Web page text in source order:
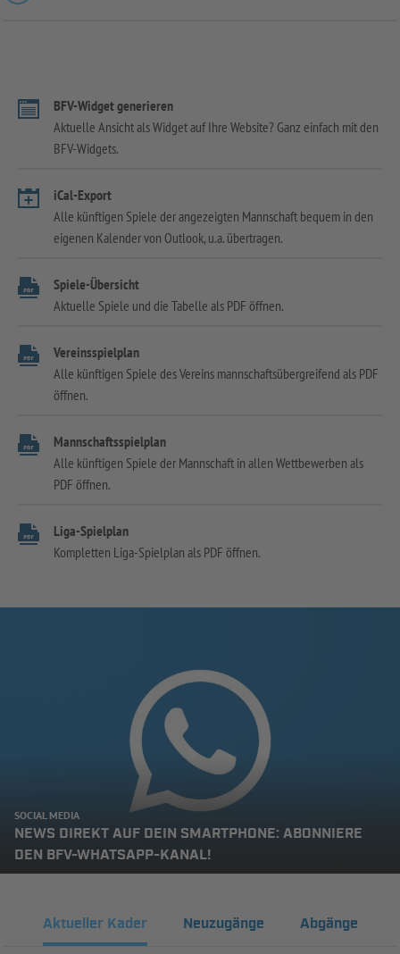
BFV-Widget generieren
Aktuelle Ansicht als Widget auf Ihre Website? Ganz einfach mit den
BFV-Widgets.
iCal-Export
Alle künftigen Spiele der angezeigten Mannschaft bequem in den
eigenen Kalender von Outlook, u.a. übertragen.
Spiele-Übersicht
Aktuelle Spiele und die Tabelle als PDF öffnen.
Vereinsspielplan
Alle künftigen Spiele des Vereins mannschaftsübergreifend als PDF
öffnen.
Mannschaftsspielplan
Alle künftigen Spiele der Mannschaft in allen Wettbewerben als
PDF öffnen.
Liga-Spielplan
Kompletten Liga-Spielplan als PDF öffnen.
SOCIAL MEDIA
NEWS DIREKT AUF DEIN SMARTPHONE: ABONNIERE
DEN BFV-WHATSAPP-KANAL!
Aktueller Kader Neuzugänge Abgänge